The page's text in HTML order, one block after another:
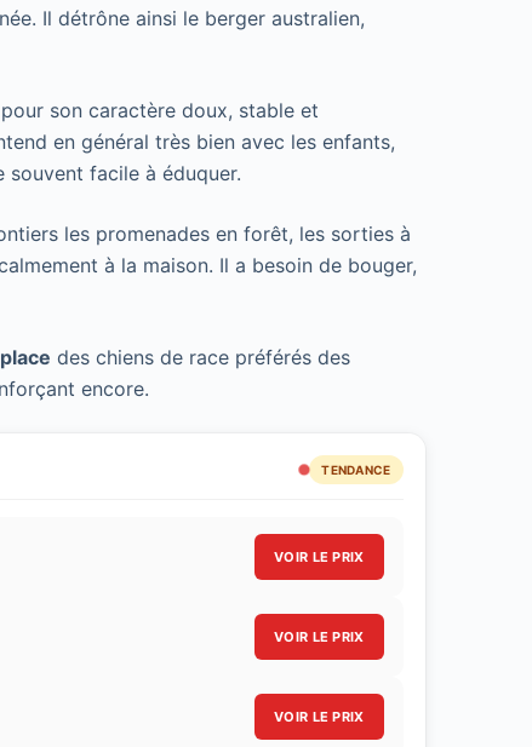
Il détrône ainsi le berger australien,
son caractère doux, stable et
en général très bien avec les enfants,
souvent facile à éduquer.
les promenades en forêt, les sorties à
à la maison. Il a besoin de bouger,
des chiens de race préférés des
encore.
TENDANCE
VOIR LE PRIX
VOIR LE PRIX
VOIR LE PRIX